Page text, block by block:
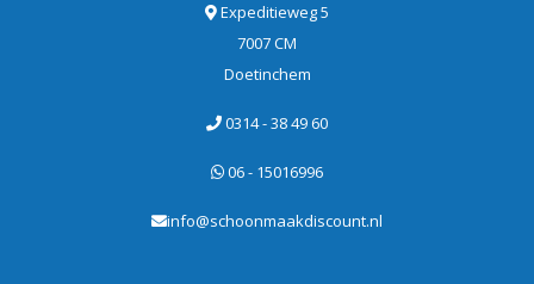
Expeditieweg 5
7007 CM
Doetinchem
0314 - 38 49 60
06 - 15016996
info@schoonmaakdiscount.nl